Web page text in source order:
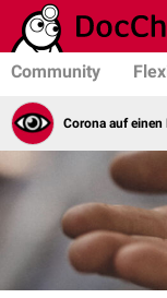
Community
Corona auf einen